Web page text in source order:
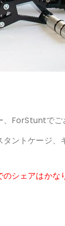
ForStuntでご
ントケージ、
シェアはかな